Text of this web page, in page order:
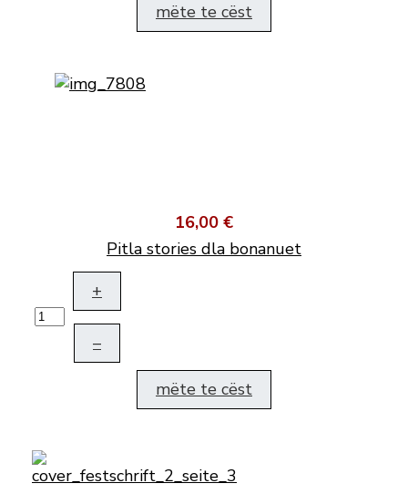
mëte te cëst
16,00 €
Pitla stories dla bonanuet
+
–
mëte te cëst